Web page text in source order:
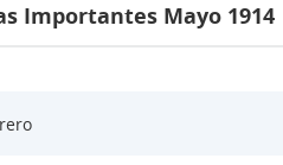
Importantes Mayo 1914